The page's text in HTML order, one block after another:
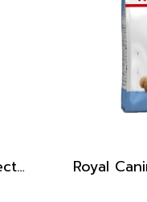
Royal Canin Renal Select /อาหารสุนัขโต โรคไต [2kg]